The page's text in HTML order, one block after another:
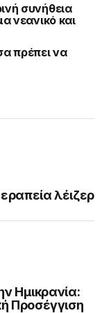
συνήθεια
νεανικό και
πρέπει να
λέιζερ
Ημικρανία:
Προσέγγιση